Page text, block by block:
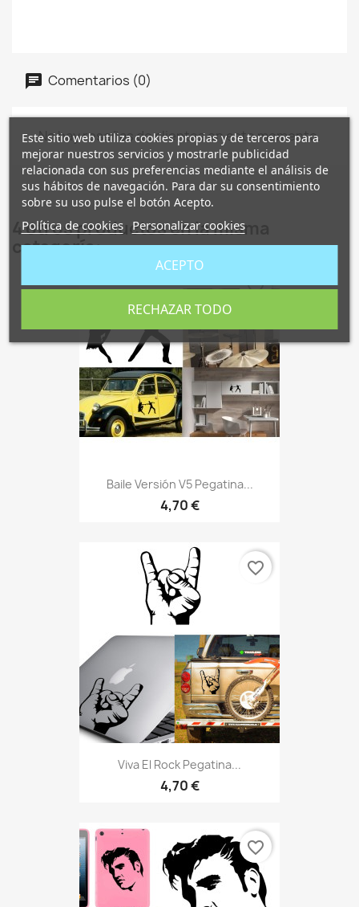
Comentarios (0)
No hay reseñas de clientes en este momento.
4 otros productos en la misma
categoría:
Baile Versión V5 Pegatina...
4,70 €
favorite_border
Viva El Rock Pegatina...
4,70 €
favorite_border
favorite_border
Este sitio web utiliza cookies propias y de terceros para
mejorar nuestros servicios y mostrarle publicidad
relacionada con sus preferencias mediante el análisis de
sus hábitos de navegación. Para dar su consentimiento
sobre su uso pulse el botón Acepto.
Política de cookies Personalizar cookies
RECHAZAR TODO
ACEPTO